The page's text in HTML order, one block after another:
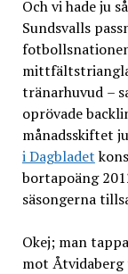
Och vi hade ju
Sundsvalls
tränarhuvud –
oprövade
månadsskiftet
i Dagbladet
bortapoäng
säsongerna
Okej; man
mot